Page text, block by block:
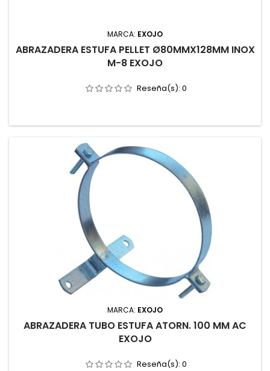
MARCA: EXOJO
ABRAZADERA ESTUFA PELLET Ø80MMX128MM INOX
M-8 EXOJO
Reseña(s): 0
MARCA: EXOJO
ABRAZADERA TUBO ESTUFA ATORN. 100 MM AC
EXOJO
Reseña(s): 0